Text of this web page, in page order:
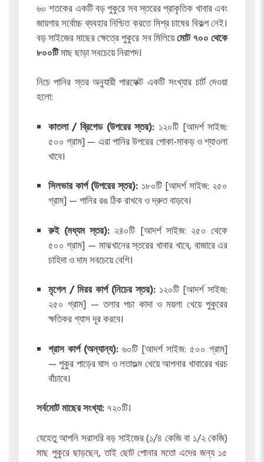
৬০ শতকের একটি বড় পুকুরে সব স্তরের প্রাকৃতিক খাবার এবং
জায়গার সর্বোচ্চ ব্যবহার নিশ্চিত করতে মিশ্র চাষের বিকল্প নেই।
বড় সাইজের মাছের ক্ষেত্রে পুকুরে সব মিলিয়েমোট ৭০০ থেকে
৮০০টিমাছ ছাড়া সবচেয়ে নিরাপদ।
নিচে পানির স্তর অনুযায়ী পারফেক্ট একটি সংখ্যার চার্ট দেওয়া
হলো:
কাতলা / ব্রিগেড (উপরের স্তর): ১২০টি [আদর্শ সাইজ:
৫০০ গ্রাম] — এরা পানির উপরের পোকা-মাকড় ও শ্যাওলা
খাবে।
সিলভার কার্প (উপরের স্তর): ১৮০টি [আদর্শ সাইজ: ২৫০
গ্রাম] — পানির রঙ ঠিক রাখবে ও দ্রুত বাড়বে।
রুই (মধ্যম স্তর): ২৪০টি [আদর্শ সাইজ: ২৫০ থেকে
৫০০ গ্রাম] — মাঝখানের স্তরের খাবার খাবে, বাজারে এর
চাহিদা ও দাম সবচেয়ে বেশি।
মৃগেল / মিরর কার্প (নিচের স্তর): ১২০টি [আদর্শ সাইজ:
২৫০ গ্রাম] — তলার পচা কাদা ও ময়লা খেয়ে পুকুরের
ক্ষতিকর গ্যাস দূর করবে।
গ্রাস কার্প (অন্যান্য):৬০টি [আদর্শ সাইজ: ৫০০ গ্রাম]
— পুকুর পাড়ের ঘাস ও লতাগুল্ম খেয়ে আপনার খাবারের খরচ
বাঁচাবে।
সর্বমোট মাছের সংখ্যা:৭২০টি।
যেহেতু আপনি সরাসরি বড় সাইজের (১/৪ কেজি বা ১/২ কেজি)
মাছ পুকুরে ছাড়ছেন, তাই ছোট পোনার মতো এদের জন্য ১৫